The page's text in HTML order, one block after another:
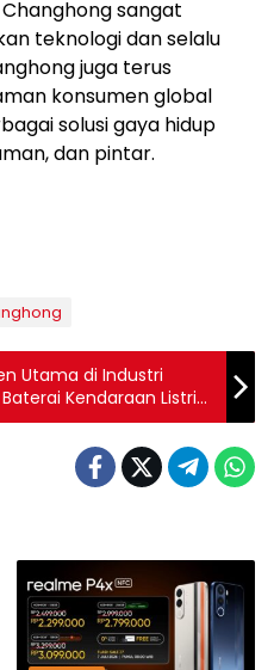
sangat
teknologi dan selalu
juga terus
konsumen global
solusi gaya hidup
dan pintar.
Utama di Industri
Kendaraan Listrik